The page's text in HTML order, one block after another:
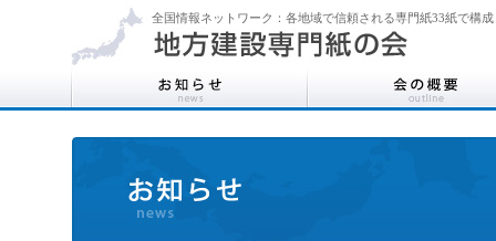
全国情報ネットワーク：各地域で信頼される専門紙33紙で構成